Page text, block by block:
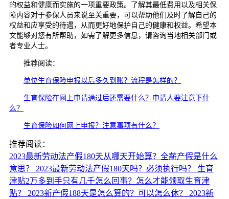
的权益和健康而实施的一项重要政策。了解其最低费用以及相关保
障内容对于参保人员来说至关重要，可以帮助他们及时了解自己的
权益和应享受的待遇，从而更好地保护自己的健康和权益。希望本
文能够对您有所帮助，如需了解更多信息，请咨询当地相关部门或
者专业人士。
推荐阅读：
单位生育保险申报以后多久到账？流程是怎样的？
生育保险在网上申请通过后还需要什么？申请人要注意下什
么？
生育保险如何网上申报？注意事项有什么？
推荐阅读：
2023最新劳动法产假180天从哪天开始算？全薪产假是什么
意思？
2023最新劳动法产假180天吗？必须执行吗？
生育
津贴2万多到手只有几千怎么回事？怎么才能领取生育津
贴？
2023新产假188天是怎么算的？可以怎么休？ 2023新